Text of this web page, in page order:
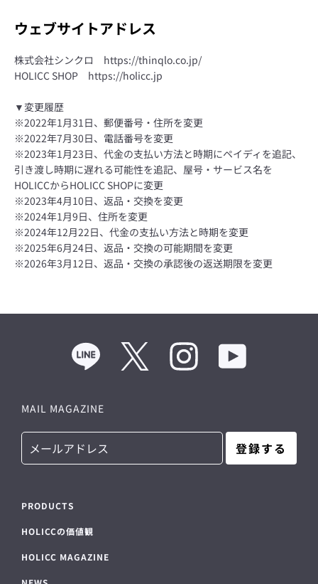
ウェブサイトアドレス
株式会社シンクロ https://thinqlo.co.jp/
HOLICC SHOP https://holicc.jp
▼変更履歴
※2022年1月31日、郵便番号・住所を変更
※2022年7月30日、電話番号を変更
※2023年1月23日、代金の支払い方法と時期にペイディを追記、
引き渡し時期に遅れる可能性を追記、屋号・サービス名を
HOLICCからHOLICC SHOPに変更
※2023年4月10日、返品・交換を変更
※2024年1月9日、住所を変更
※2024年12月22日、代金の支払い方法と時期を変更
※2025年6月24日、返品・交換の可能期間を変更
※2026年3月12日、返品・交換の承認後の返送期限を変更
Line Twitter Instagram
PRODUCTS
HOLICCの価値観
HOLICC MAGAZINE
MAIL MAGAZINE
登録する